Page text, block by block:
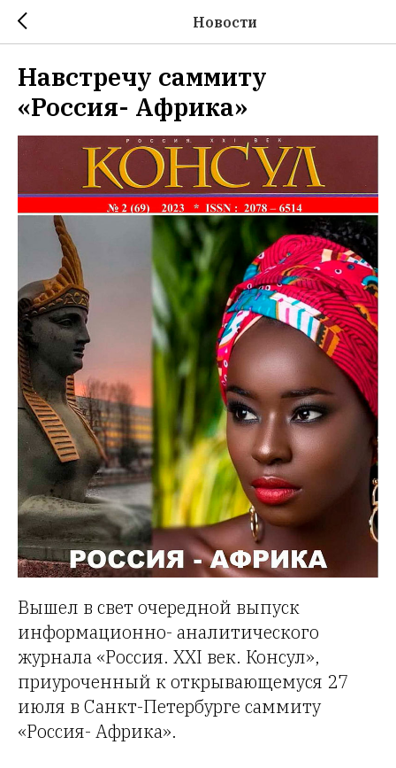
Новости
Навстречу саммиту
«Россия- Африка»
Вышел в свет очередной выпуск
информационно- аналитического
журнала «Россия. XXI век. Консул»,
приуроченный к открывающемуся 27
июля в Санкт-Петербурге саммиту
«Россия- Африка».